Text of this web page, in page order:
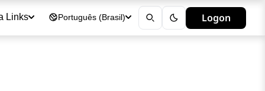
Links Português (Brasil) Logon